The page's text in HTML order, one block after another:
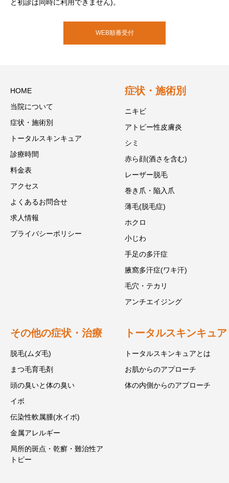
と初診は同時に利用できません)。
WEB順番受付
HOME
当院について
症状・施術別
トータルスキンキュア
診療時間
料金表
アクセス
よくあるお問合せ
求人情報
プライバシーポリシー
症状・施術別
ニキビ
アトピー性皮膚炎
シミ
赤ら顔(酒さを含む)
レーザー脱毛
巻き爪・陥入爪
薄毛(脱毛症)
ホクロ
小じわ
手足の多汗症
腋窩多汗症(ワキ汗)
毛穴・テカリ
アンチエイジング
その他の症状・治療
脱毛(ムダ毛)
まつ毛育毛剤
頭の臭いと体の臭い
イボ
伝染性軟属腫(水イボ)
金属アレルギー
局所的斑点・乾癬・難治性ア
トピー
トータルスキンキュア
トータルスキンキュアとは
お肌からのアプローチ
体の内側からのアプローチ